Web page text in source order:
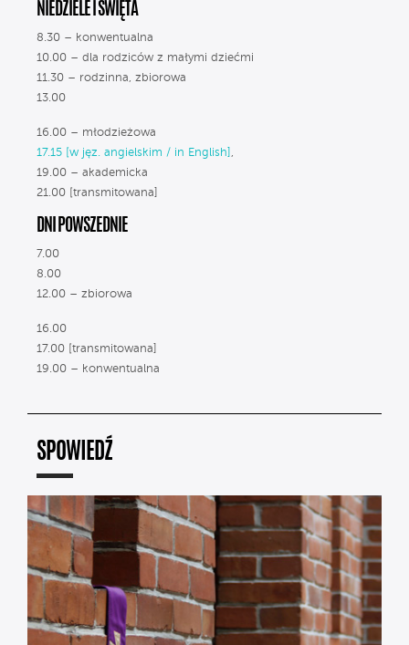
NIEDZIELE I ŚWIĘTA
8.30 – konwentualna
10.00 – dla rodziców z małymi dziećmi
11.30 – rodzinna, zbiorowa
13.00
16.00 – młodzieżowa
17.15 [w jęz. angielskim / in English]
19.00 – akademicka
21.00 [transmitowana]
DNI POWSZEDNIE
7.00
8.00
12.00 – zbiorowa
16.00
17.00 [transmitowana]
19.00 – konwentualna
SPOWIEDŹ